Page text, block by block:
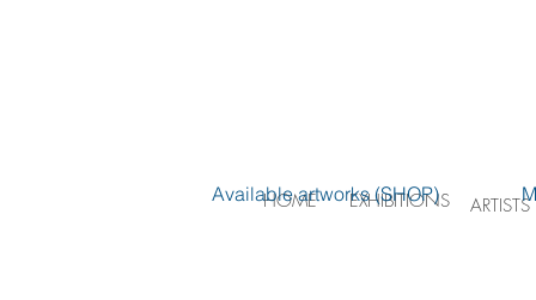
HOME EXHIBITIONS ARTISTS
Available artworks (SHOP)